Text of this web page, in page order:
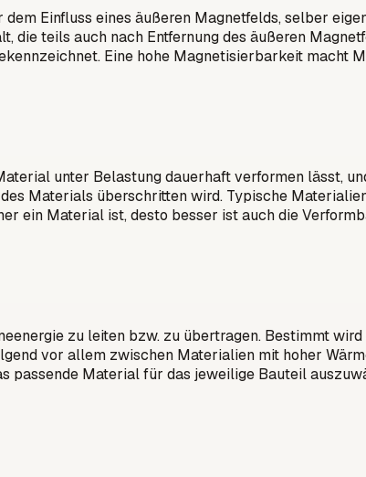
Einfluss eines äußeren Magnetfelds, selber
die teils auch nach Entfernung des äußeren
Eine hohe Magnetisierbarkeit macht
unter Belastung dauerhaft verformen lässt,
Materials überschritten wird. Typische
ein Material ist, desto besser ist auch die
zu leiten bzw. zu übertragen. Bestimmt
vor allem zwischen Materialien mit hoher
passende Material für das jeweilige Bauteil